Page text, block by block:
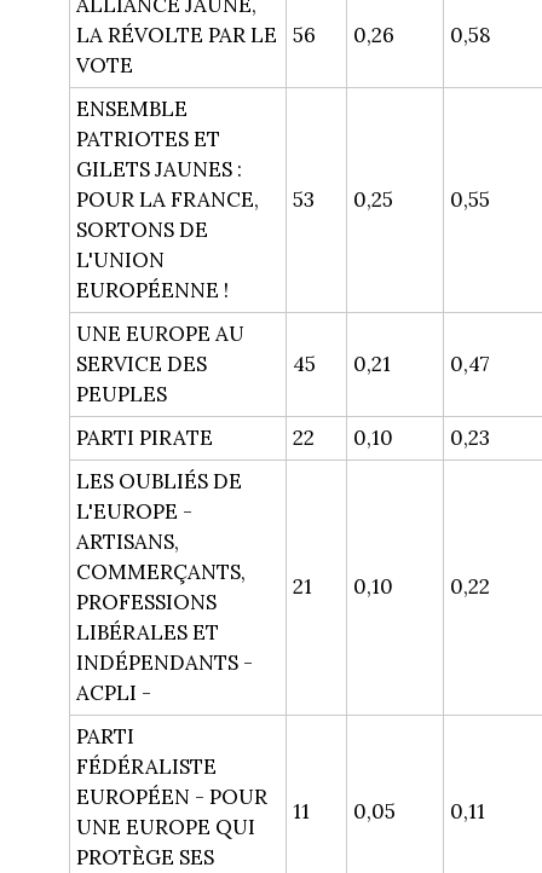
LA RÉVOLTE PAR LE
VOTE
56 0,26 0,58
ENSEMBLE
PATRIOTES ET
GILETS JAUNES :
POUR LA FRANCE,
SORTONS DE
L'UNION
EUROPÉENNE !
53 0,25 0,55
UNE EUROPE AU
SERVICE DES
PEUPLES
45 0,21 0,47
PARTI PIRATE 22 0,10
0,23
LES OUBLIÉS DE
L'EUROPE -
ARTISANS,
COMMERÇANTS,
PROFESSIONS
LIBÉRALES ET
INDÉPENDANTS -
ACPLI -
21 0,10 0,22
PARTI
FÉDÉRALISTE
EUROPÉEN - POUR
UNE EUROPE QUI
PROTÈGE SES
11 0,05 0,11